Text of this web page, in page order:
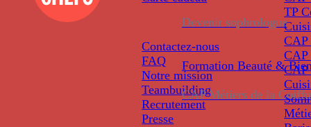
Devenir sophrologue
Formation Beauté &
CAP Métiers de la
Contactez-nous
FAQ
Notre mission
Teambuilding
Recrutement
Presse
TP
CAP
CAP
CAP